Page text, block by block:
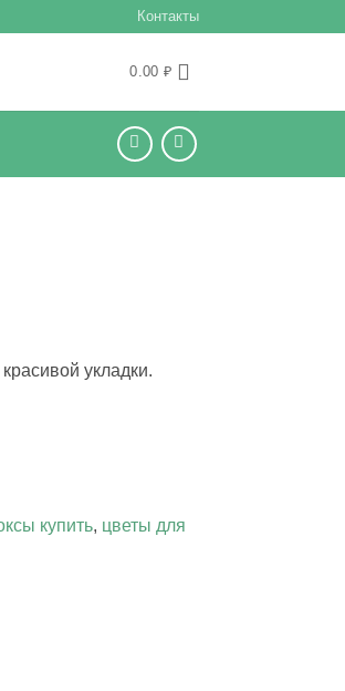
Контакты
0.00 ₽
укладки.
купить, цветы для